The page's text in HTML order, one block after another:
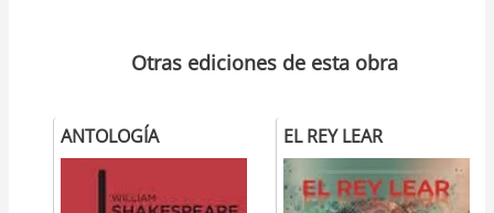
Otras ediciones de esta obra
ANTOLOGÍA EL REY LEAR